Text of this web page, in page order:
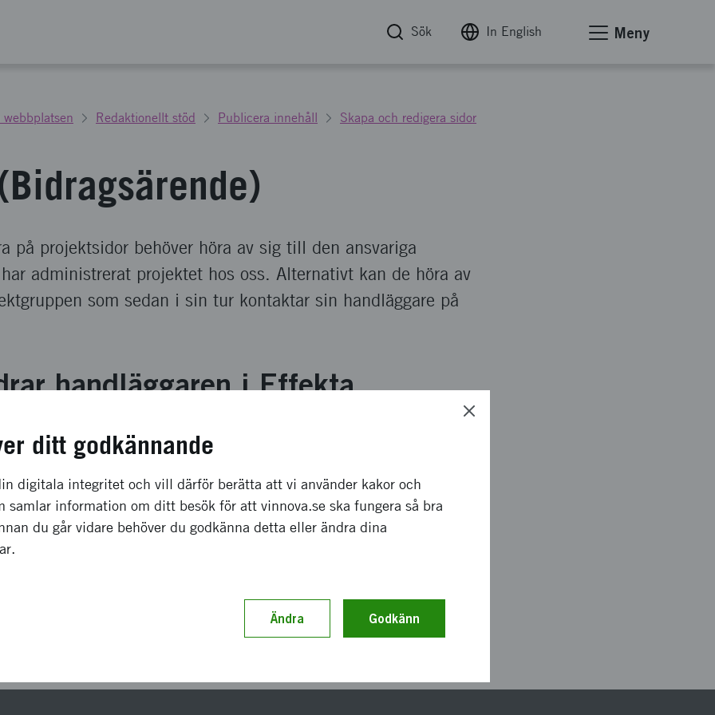
Sök In English Meny
webbplatsen Redaktionellt stöd Publicera innehåll Skapa och redigera sidor
på projektsidor behöver höra av sig till den ansvariga
administrerat projektet hos oss. Alternativt kan de höra av
som sedan i sin tur kontaktar sin handläggare på
handläggaren i Effekta
Rapp plan -> Startrapport eller Slutrapport -> Fönstret
-> Externa länkar.
har kommit in och blivit godkänd gör man ändringen från Startrapporten.
in och blivit godkänd gör man ändringen från Slutrapporten.
den befintliga länken utan man får ta bort den gamla och lägga till den nya.
Senast uppdaterad 24 juni 2025
ditt godkännande
digitala integritet och vill därför berätta att vi använder kakor och
samlar information om ditt besök för att vinnova.se ska fungera så bra
du går vidare behöver du godkänna detta eller ändra dina
Ändra Godkänn